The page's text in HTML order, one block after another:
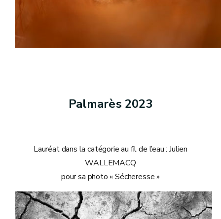
Palmarès 2023
Lauréat dans la catégorie au fil de l’eau : Julien
WALLEMACQ
pour sa photo « Sécheresse »